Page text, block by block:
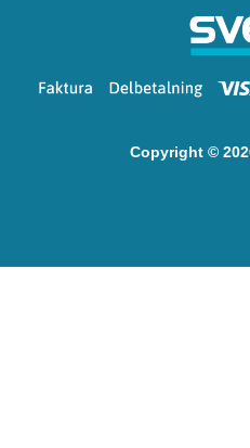
Copyright ©